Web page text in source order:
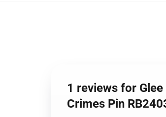
1 reviews for
Crimes Pin